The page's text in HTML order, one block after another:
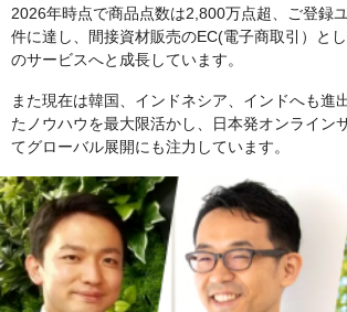
2026年時点で商品点数は2,800万点超、ご登録
件に達し、間接資材販売のEC(電子商取引）と
のサービスへと成長しています。
また現在は韓国、インドネシア、インドへも進
たノウハウを最大限活かし、日本発オンライン
てグローバル展開にも注力しています。